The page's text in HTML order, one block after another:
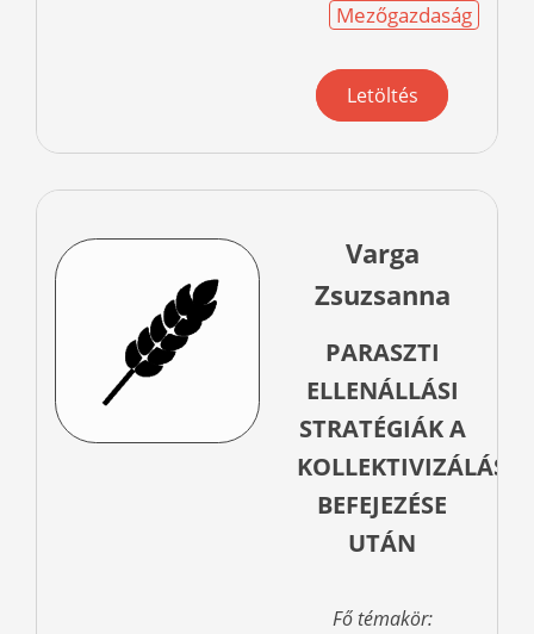
Mezőgazdaság
Letöltés
Varga
Zsuzsanna
PARASZTI
ELLENÁLLÁSI
STRATÉGIÁK A
KOLLEKTIVIZÁLÁS
BEFEJEZÉSE
UTÁN
Fő témakör: